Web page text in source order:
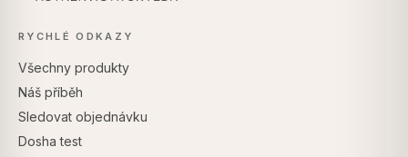
RYCHLÉ ODKAZY
Všechny produkty
Náš příběh
Sledovat objednávku
Dosha test